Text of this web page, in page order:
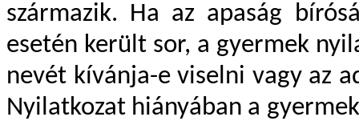
származik. Ha az apaság
esetén került sor, a gyermek
nevét kívánja-e viselni vagy az
Nyilatkozat hiányában a